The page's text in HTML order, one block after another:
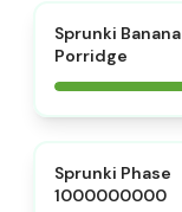
Sprunki Banana
Porridge
Sprunki Phase
1000000000